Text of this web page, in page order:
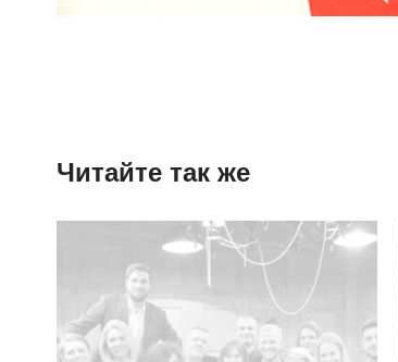
Читайте так же